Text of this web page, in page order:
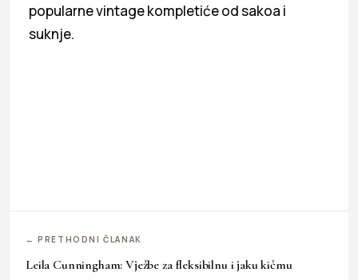
popularne vintage kompletiće od sakoa i
suknje.
← PRETHODNI ČLANAK
Leila Cunningham: Vježbe za fleksibilnu i jaku kičmu